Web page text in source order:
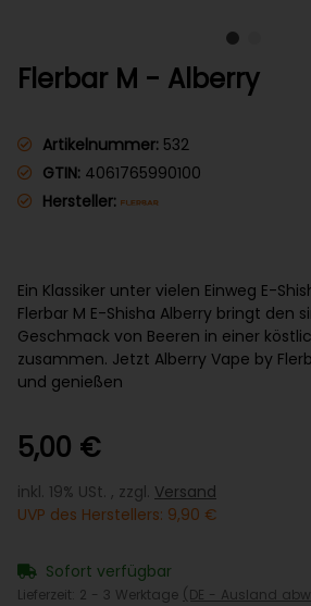
Flerbar M - Alberry
Artikelnummer: 532
GTIN: 4061765990100
Hersteller:
Ein Klassiker unter vielen Einweg E-
Flerbar M E-Shisha Alberry bringt den
Geschmack von Beeren in einer
zusammen. Jetzt Alberry Vape by
und genießen
5,00 €
inkl. 19% USt. , zzgl. Versand
UVP des Herstellers: 9,90 €
Sofort verfügbar
Lieferzeit: 2 - 3 Werktage (DE - Ausland